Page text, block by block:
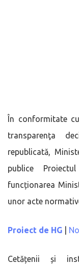
În conformitate
transparenţa
republicată,
publice
funcționarea
unor acte
Proiect de HG
Cetățenii și